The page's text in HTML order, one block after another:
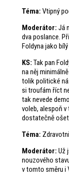
Téma: Vtipný
Moderátor: Já
dva poslance.
Foldyna jako
KS: Tak pan
na něj
tolik politické
si troufám říct
tak nevede
voleb, alespoň
dostatečně
Téma:
Moderátor: Už
nouzového
v tomto směru i